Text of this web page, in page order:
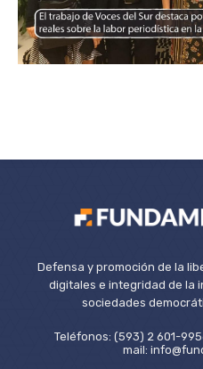
Defensa y promoción de la
digitales e integridad de la
sociedades
Teléfonos: (593) 2 601-
mail: